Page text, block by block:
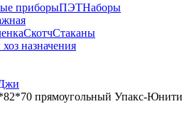
приборыПЭТНаборы
СкотчСтаканы
назначения
прямоугольный Упакс-Юнити